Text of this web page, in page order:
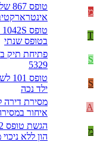
מ
טופס 867 של
T
בטופס שנתי
S
פתיחת תיק
5329
S
ילד נכה
A
איחור
מ
הון ללא